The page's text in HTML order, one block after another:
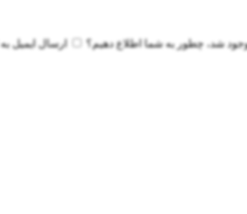
شد، چطور به شما اطلاع دهیم؟ ارسال ایمیل به